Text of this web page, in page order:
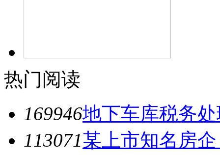
54张管理用财务
报表模板
热门阅读
169946地下车库税务
113071某上市知名房